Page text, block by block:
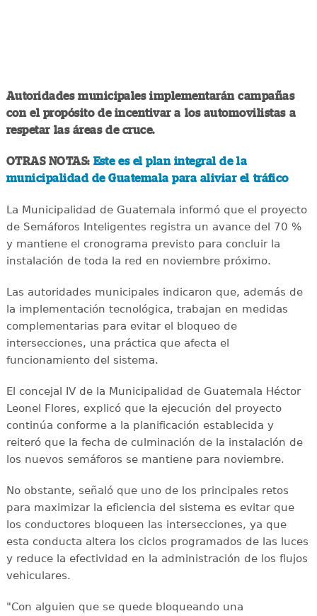
Autoridades municipales implementarán campañas
con el propósito de incentivar a los automovilistas a
respetar las áreas de cruce.
OTRAS NOTAS:Este es el plan integral de la
municipalidad de Guatemala para aliviar el tráfico
La Municipalidad de Guatemala informó que el proyecto
de Semáforos Inteligentes registra un avance del 70 %
y mantiene el cronograma previsto para concluir la
instalación de toda la red en noviembre próximo.
Las autoridades municipales indicaron que, además de
la implementación tecnológica, trabajan en medidas
complementarias para evitar el bloqueo de
intersecciones, una práctica que afecta el
funcionamiento del sistema.
El concejal IV de la Municipalidad de Guatemala Héctor
Leonel Flores, explicó que la ejecución del proyecto
continúa conforme a la planificación establecida y
reiteró que la fecha de culminación de la instalación de
los nuevos semáforos se mantiene para noviembre.
No obstante, señaló que uno de los principales retos
para maximizar la eficiencia del sistema es evitar que
los conductores bloqueen las intersecciones, ya que
esta conducta altera los ciclos programados de las luces
y reduce la efectividad en la administración de los flujos
vehiculares.
"Con alguien que se quede bloqueando una